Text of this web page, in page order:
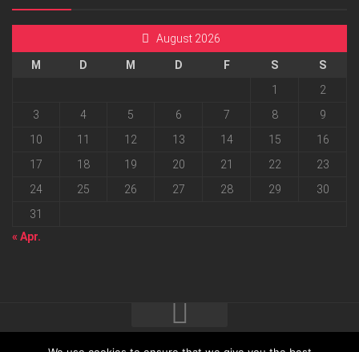
August 2026
M D M D F S
S
1
2
3
4 5 6 7 8
9
10
11 12 13 14 15
16
17
18 19 20 21 22
23
24
25 26 27 28 29
30
31
« Apr.